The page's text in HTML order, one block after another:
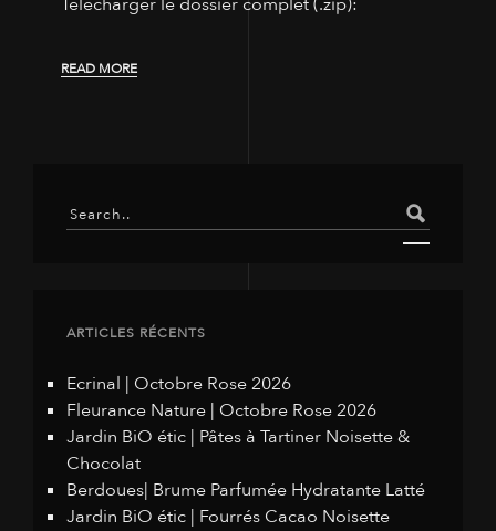
READ MORE
ARTICLES RÉCENTS
Ecrinal | Octobre Rose 2026
Fleurance Nature | Octobre Rose 2026
Jardin BiO étic | Pâtes à Tartiner Noisette &
Chocolat
Berdoues| Brume Parfumée Hydratante Latté
Jardin BiO étic | Fourrés Cacao Noisette